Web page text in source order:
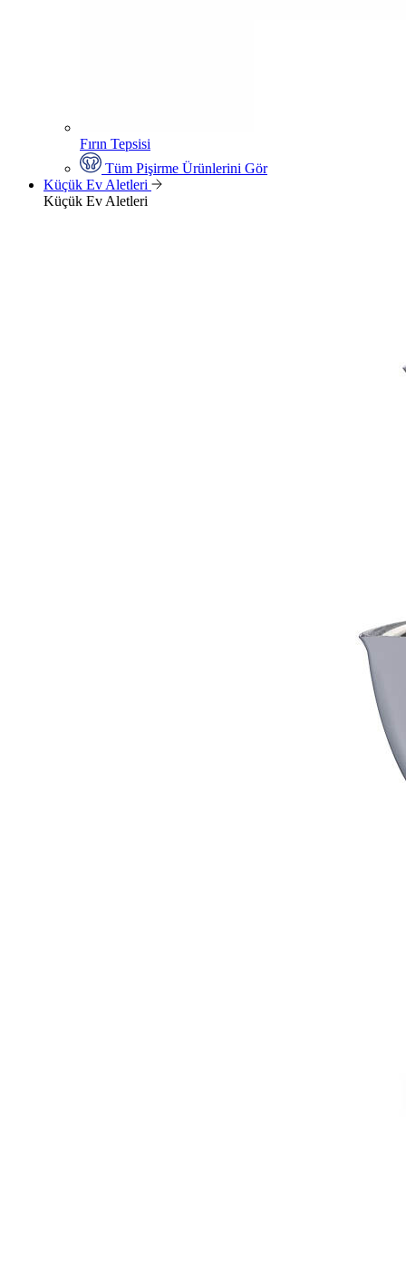
Fırın Tepsisi
Tüm Pişirme Ürünlerini Gör
Küçük Ev Aletleri
Küçük Ev Aletleri